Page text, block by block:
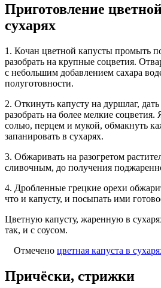
Приготовление
сухарях
1. Кочан цветной капусты промыть
разобрать на крупные соцветия.
с небольшим добавлением сахара
полуготовности.
2. Откинуть капусту на дуршлаг, дать
разобрать на более мелкие
солью, перцем и мукой, обмакнуть
запанировать в сухарях.
3. Обжаривать на разогретом
сливочным, до получения
4. Дробленные грецкие орехи
что и капусту, и посыпать ими
Цветную капусту, жаренную в
так, и с соусом.
Отмечено цветная капуста в
Причёски, стрижки